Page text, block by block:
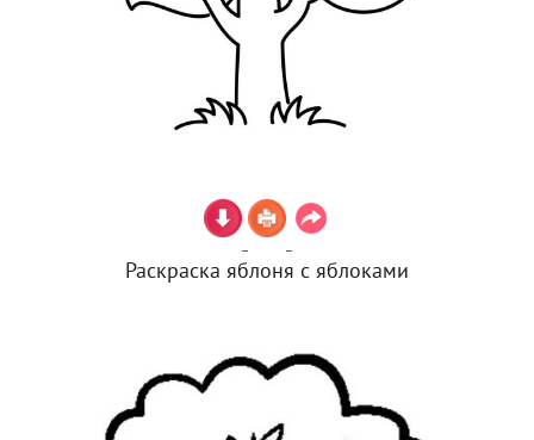
Раскраска яблоня с яблоками